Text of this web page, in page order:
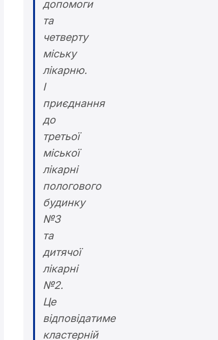
допомоги
та
четверту
міську
лікарню.
І
приєднання
до
третьої
міської
лікарні
пологового
будинку
№3
та
дитячої
лікарні
№2.
Це
відповідатиме
кластерній